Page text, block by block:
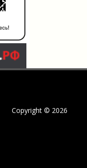
Copyright © 2026